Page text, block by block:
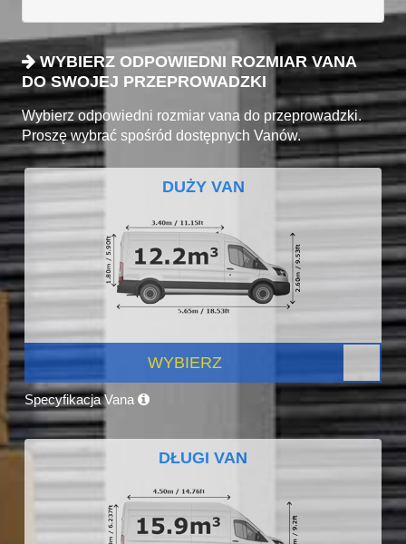
WYBIERZ ODPOWIEDNI ROZMIAR VANA
DO SWOJEJ PRZEPROWADZKI
Wybierz odpowiedni rozmiar vana do przeprowadzki.
Proszę wybrać spośród dostępnych Vanów.
DUŻY VAN
WYBIERZ
Specyfikacja Vana
DŁUGI VAN